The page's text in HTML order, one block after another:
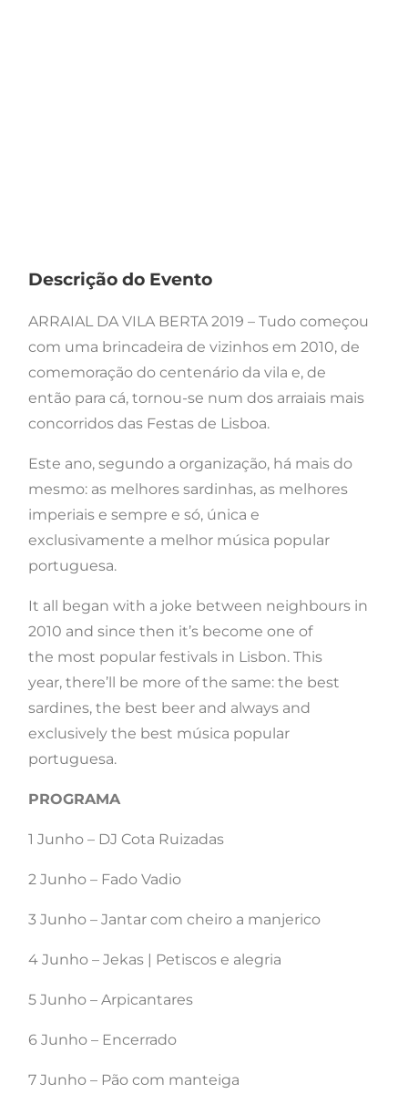
Descrição do Evento
ARRAIAL DA VILA BERTA 2019 – Tudo começou
com uma brincadeira de vizinhos em 2010, de
comemoração do centenário da vila e, de
então para cá, tornou-se num dos arraiais mais
concorridos das Festas de Lisboa.
Este ano, segundo a organização, há mais do
mesmo: as melhores sardinhas, as melhores
imperiais e sempre e só, única e
exclusivamente a melhor música popular
portuguesa.
It all began with a joke between neighbours in
2010 and since then it’s become one of
the most popular festivals in Lisbon. This
year, there’ll be more of the same: the best
sardines, the best beer and always and
exclusively the best música popular
portuguesa.
PROGRAMA
1 Junho – DJ Cota Ruizadas
2 Junho – Fado Vadio
3 Junho – Jantar com cheiro a manjerico
4 Junho – Jekas | Petiscos e alegria
5 Junho – Arpicantares
6 Junho – Encerrado
7 Junho – Pão com manteiga